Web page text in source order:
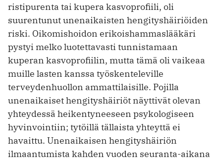
ristipurenta tai kupera kasvoprofiili, oli
suurentunut unenaikaisten hengityshäiriöiden
riski. Oikomishoidon erikoishammaslääkäri
pystyi melko luotettavasti tunnistamaan
kuperan kasvoprofiilin, mutta tämä oli vaikeaa
muille lasten kanssa työskenteleville
terveydenhuollon ammattilaisille. Pojilla
unenaikaiset hengityshäiriöt näyttivät olevan
yhteydessä heikentyneeseen psykologiseen
hyvinvointiin; tytöillä tällaista yhteyttä ei
havaittu. Unenaikaisen hengityshäiriön
ilmaantumista kahden vuoden seuranta-aikana